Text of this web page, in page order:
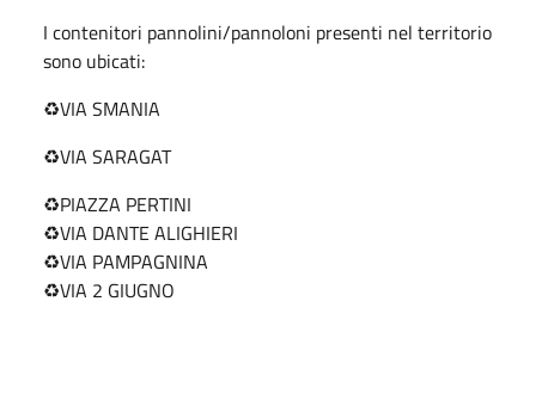
I contenitori pannolini/pannoloni presenti nel territorio
sono ubicati:
♻️VIA SMANIA
♻️VIA SARAGAT
♻️PIAZZA PERTINI
♻️VIA DANTE ALIGHIERI
♻️VIA PAMPAGNINA
♻️VIA 2 GIUGNO